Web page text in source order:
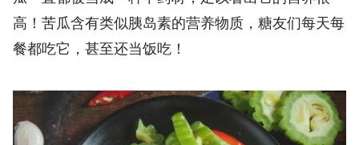
高！苦瓜含有类似胰岛素的营养物质，糖友们每天每
餐都吃它，甚至还当饭吃！